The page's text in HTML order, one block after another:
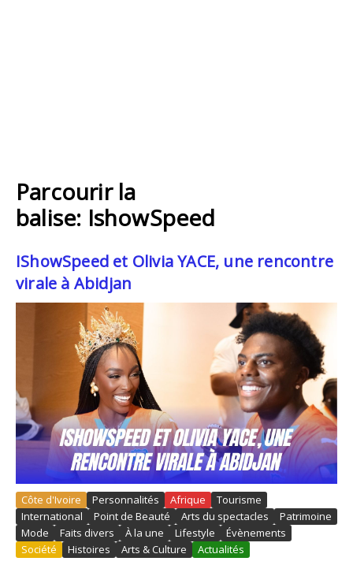
Parcourir la
balise: IshowSpeed
IShowSpeed et Olivia YACE, une rencontre
virale à Abidjan
Côte d'Ivoire Personnalités Afrique
Tourisme
International
Point de Beauté Arts du spectacles
Patrimoine
Mode
Faits divers À la une Lifestyle
Évènements
Société
Histoires Arts & Culture Actualités